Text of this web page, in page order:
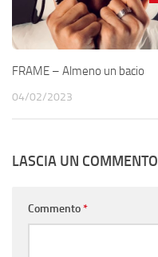
FRAME – Almeno un bacio
04/02/2023
LASCIA UN COMMENTO
Commento*